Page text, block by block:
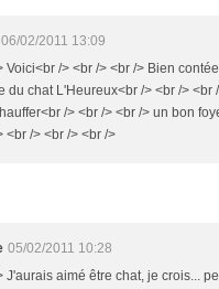
06/02/2011 13:09
Voici<br /> <br /> <br /> Bien
du chat L'Heureux<br /> <br /> <br
/> <br /> <br /> un bon
<br /> <br /> <br />
05/02/2011 10:28
J'aurais aimé être chat, je crois...